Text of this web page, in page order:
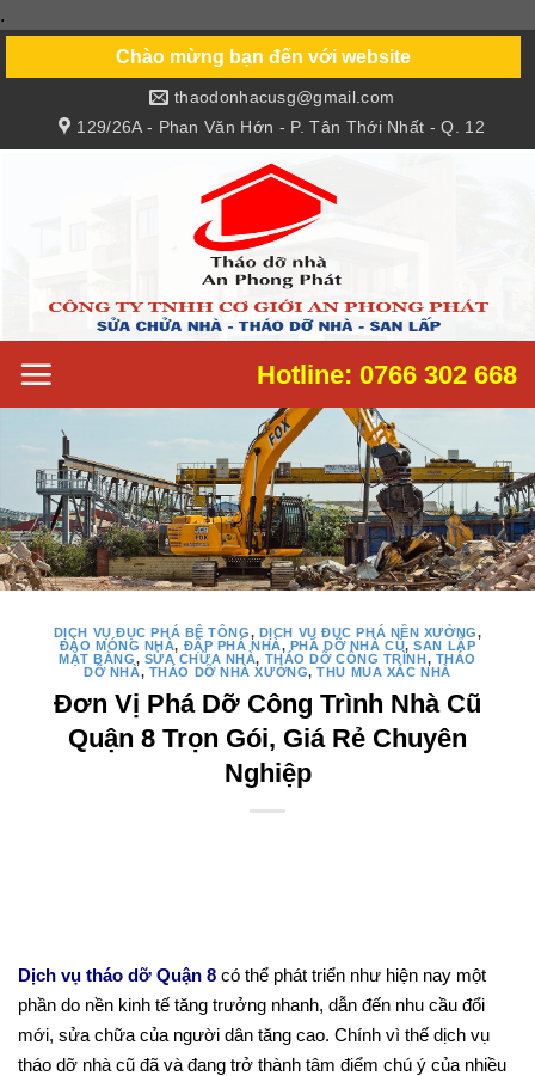
.
content
Chào mừng bạn đến với website
129/26A - Phan Văn Hớn - P. Tân Thới Nhất - Q. 12
thaodonhacusg@gmail.com
Hotline: 0766 302 668
DỊCH VỤ ĐỤC PHÁ BÊ TÔNG, DỊCH VỤ ĐỤC PHÁ NỀN XƯỞNG,
ĐÀO MÓNG NHÀ, ĐẬP PHÁ NHÀ, PHÁ DỠ NHÀ CŨ,SAN LẤP
MẶT BẰNG, SỬA CHỮA NHÀ, THÁO DỠ CÔNG TRÌNH, THÁO
DỠ NHÀ, THÁO DỠ NHÀ XƯỞNG,THU MUA XÁC NHÀ
Đơn Vị Phá Dỡ Công Trình Nhà Cũ
Quận 8 Trọn Gói, Giá Rẻ Chuyên
Nghiệp
Dịch vụ tháo dỡ Quận 8 có thể phát triển như hiện nay một
phần do nền kinh tế tăng trưởng nhanh, dẫn đến nhu cầu đổi
mới, sửa chữa của người dân tăng cao. Chính vì thế dịch vụ
tháo dỡ nhà cũ đã và đang trở thành tâm điểm chú ý của nhiều